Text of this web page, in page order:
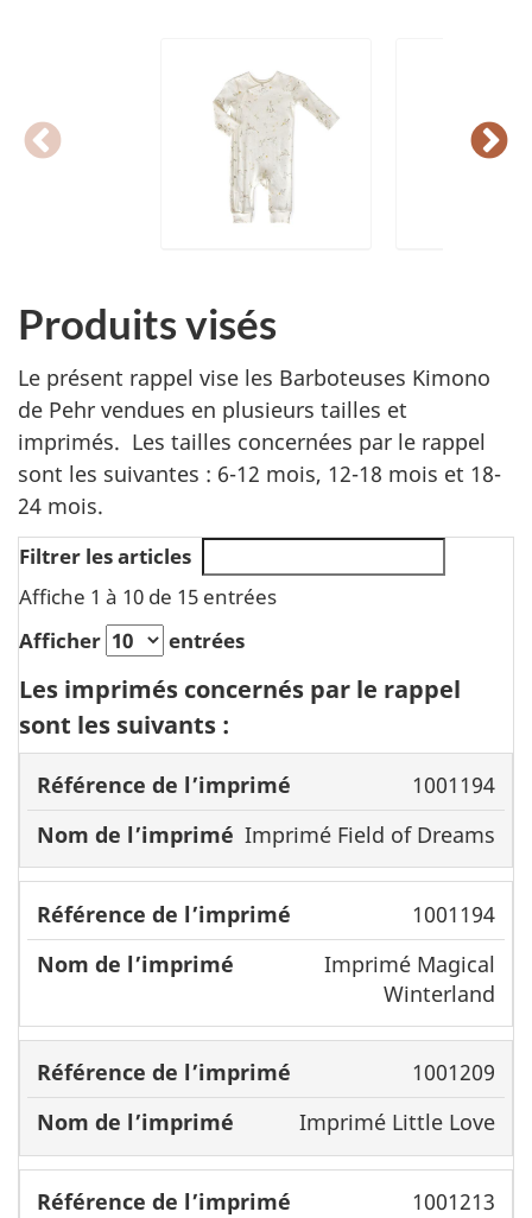
Produits visés
Le présent rappel vise les Barboteuses Kimono
de Pehr vendues en plusieurs tailles et
imprimés. Les tailles concernées par le rappel
sont les suivantes : 6-12 mois, 12-18 mois et 18-
24 mois.
Filtrer les articles
Affiche 1 à 10 de 15 entrées
Afficher
entrées
Les imprimés concernés par le rappel
sont les suivants :
Référence de
l’imprimé
Nom de
l’imprimé
1001194
Imprimé Field of Dreams
1001194
Imprimé Magical
Winterland
1001209
Imprimé Little Love
1001213